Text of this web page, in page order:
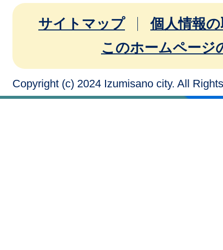
サイトマップ
個人情報
このホームページ
Copyright (c) 2024 Izumisano city. All